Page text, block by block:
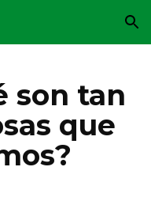
Skip to navigation
son tan
que